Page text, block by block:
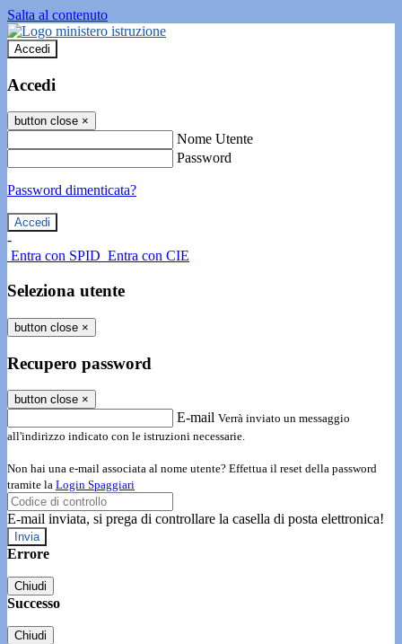
Salta al contenuto
Accedi
Accedi
button close ×
Nome Utente
Password
Password dimenticata?
-
Entra con SPID Entra con CIE
Seleziona utente
button close ×
Recupero password
button close ×
E-mail Verrà inviato un messaggio
all'indirizzo indicato con le istruzioni necessarie.
Non hai una e-mail associata al nome utente? Effettua il reset della password
tramite la Login Spaggiari
E-mail inviata, si prega di controllare la casella di posta elettronica!
Errore
Chiudi
Successo
Chiudi